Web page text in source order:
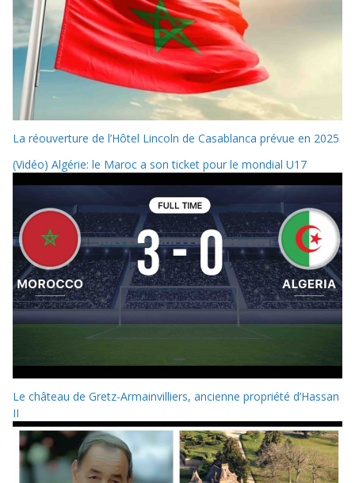
La réouverture de l’Hôtel Lincoln de Casablanca prévue en 2025
(Vidéo) Algérie: le Maroc a son ticket pour le mondial U17
Le château de Gretz-Armainvilliers, ancienne propriété d’Hassan
II